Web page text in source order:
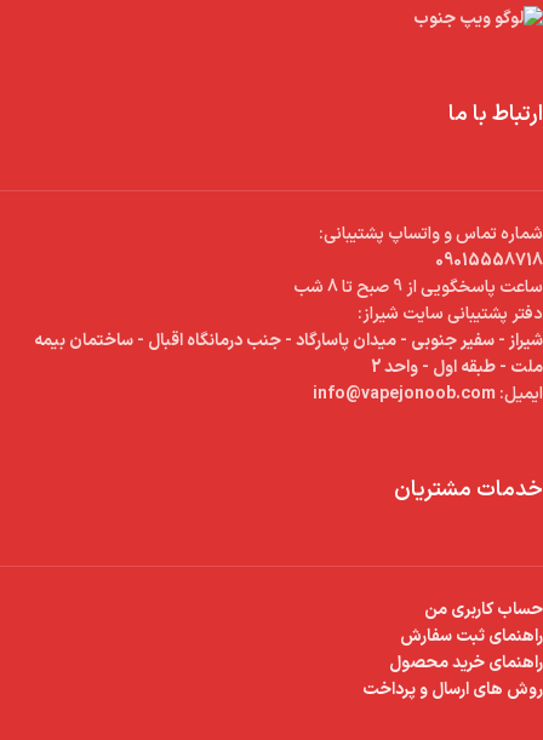
ارتباط با ما
شماره تماس و واتساپ پشتیبانی:
09015558718
ساعت پاسخگویی از 9 صبح تا 8 شب
دفتر پشتیبانی سایت شیراز:
شیراز - سفیر جنوبی - میدان پاسارگاد - جنب درمانگاه اقبال - ساختمان بیمه
ملت - طبقه اول - واحد 2
ایمیل:
خدمات مشتریان
حساب کاربری من
راهنمای ثبت سفارش
راهنمای خرید محصول
روش های ارسال و پرداخت